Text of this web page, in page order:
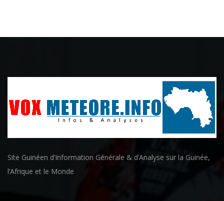
Site Guinéen d’Information Générale & d’Analyse sur la Guinée,
l’Afrique et le Monde